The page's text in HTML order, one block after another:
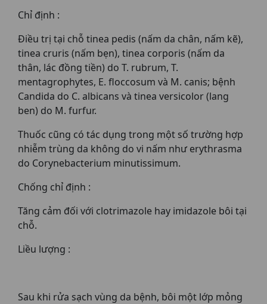
Chỉ định :
Ðiều trị tại chỗ tinea pedis (nấm da chân, nấm kẽ),
tinea cruris (nấm bẹn), tinea corporis (nấm da
thân, lác đồng tiền) do T. rubrum, T.
mentagrophytes, E. floccosum và M. canis; bệnh
Candida do C. albicans và tinea versicolor (lang
ben) do M. furfur.
Thuốc cũng có tác dụng trong một số trường hợp
nhiễm trùng da không do vi nấm như erythrasma
do Corynebacterium minutissimum.
Chống chỉ định :
Tăng cảm đối với clotrimazole hay imidazole bôi tại
chỗ.
Liều lượng :
Sau khi rửa sạch vùng da bệnh, bôi một lớp mỏng